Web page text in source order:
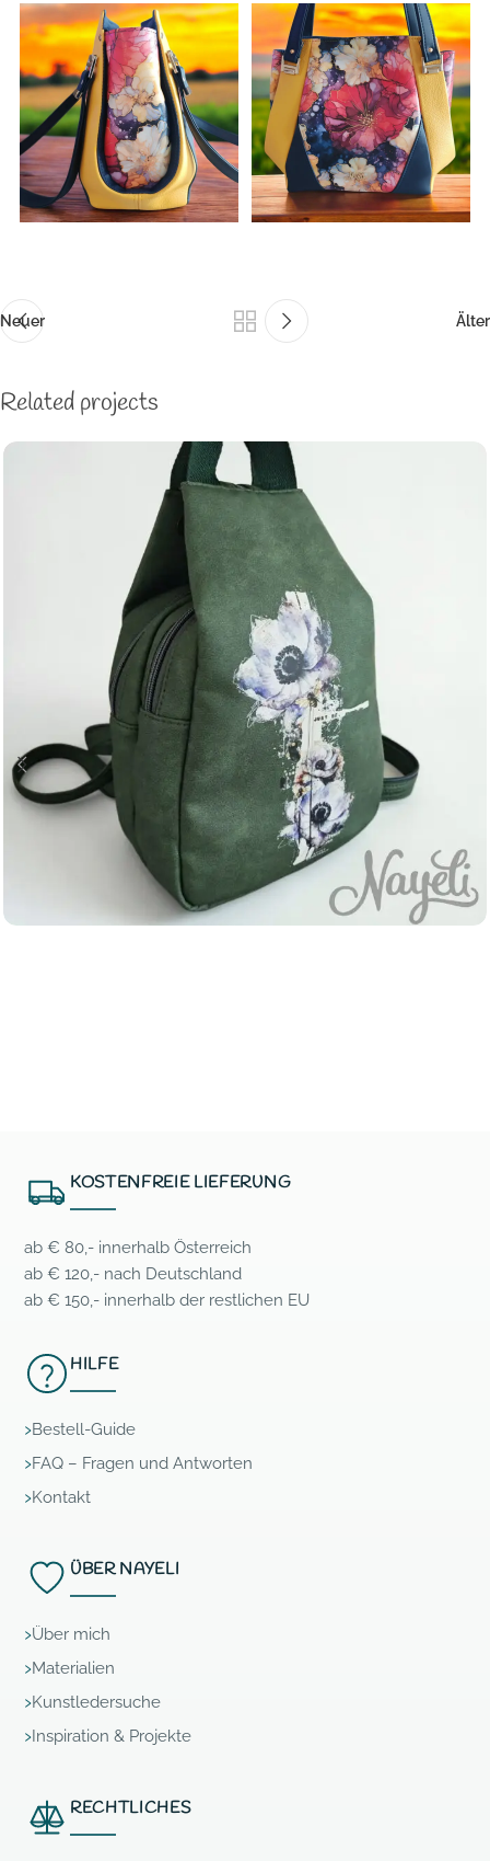
Neuer Älter
Related projects
KOSTENFREIE LIEFERUNG
ab € 80,- innerhalb Österreich
ab € 120,- nach Deutschland
ab € 150,- innerhalb der restlichen EU
HILFE
Bestell-Guide
FAQ – Fragen und Antworten
Kontakt
ÜBER NAYELI
Über mich
Materialien
Kunstledersuche
Inspiration & Projekte
RECHTLICHES